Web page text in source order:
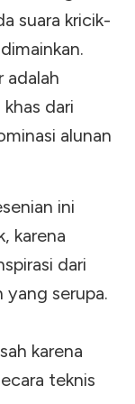
suara kricik-
adalah
dari
alunan
ini
karena
dari
serupa.
karena
teknis